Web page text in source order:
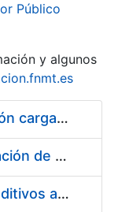
Público
y algunos
Pliego condiciones optimización cargas compras firmado
Acuerdo marco para la fabricación de piezas
Suministro de Protectores Auditivos a medida para las personas trabajadoras de los Centros de Trabajo de Madrid y Burgos